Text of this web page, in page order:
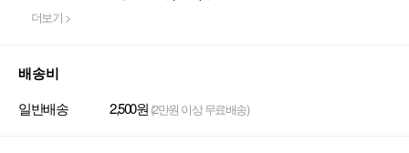
더보기 >
배송비
일반배송 2,500원 (2만원 이상 무료배송)